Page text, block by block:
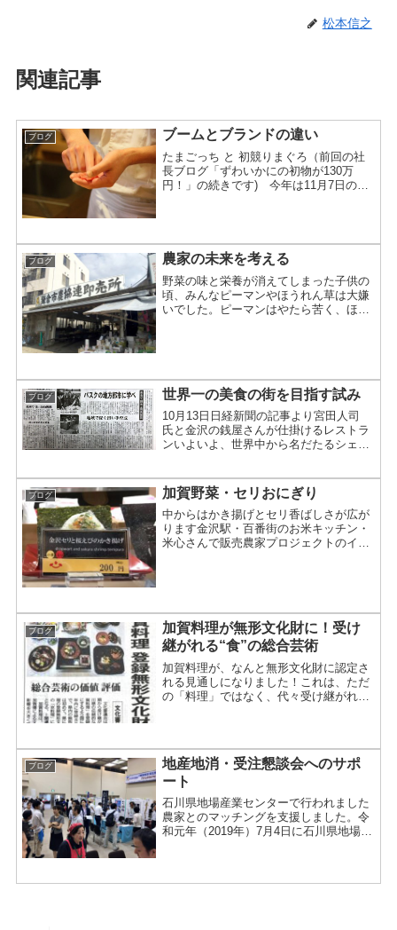
松本信之
関連記事
ブログ ブームとブランドの違い
たまごっち と 初競りまぐろ（前回の社
長ブログ「ずわいかにの初物が130万
円！」の続きです) 今年は11月7日のズ
130万円で入札さ...
ブログ 農家の未来を考える
野菜の味と栄養が消えてしまった子供の
頃、みんなピーマンやほうれん草は大嫌
いでした。ピーマンはやたら苦く、ほう
ブログ 世界一の美食の街を目指す試み
10月13日日経新聞の記事より宮田人司
氏と金沢の銭屋さんが仕掛けるレストラ
ンいよいよ、世界中から名だたるシェフ
します。その名は
「A_RESTAURANT」。運営会社は...
ブログ 加賀野菜・セリおにぎり
中からはかき揚げとセリ香ばしさが広が
ります金沢駅・百番街のお米キッチン・
米心さんで販売農家プロジェクトのイン
ブログ
加賀料理が無形文化財に！受け
継がれる“食”の総合芸術
加賀料理が、なんと無形文化財に認定さ
れる見通しになりました！これは、ただ
の「料理」ではなく、代々受け継がれて
す。江戸時代から続く、加賀...
ブログ
地産地消・受注懇談会へのサポ
ート
石川県地場産業センターで行われました
農家とのマッチングを支援しました。令
和元年（2019年）7月4日に石川県地場産
夏」が開催されま...